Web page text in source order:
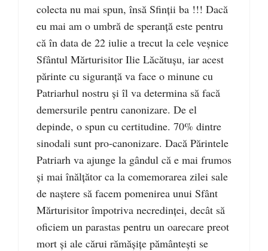
colecta nu mai spun, însă Sfinții ba !!! Dacă
eu mai am o umbră de speranță este pentru
că în data de 22 iulie a trecut la cele veșnice
Sfântul Mărturisitor Ilie Lăcătușu, iar acest
părinte cu siguranță va face o minune cu
Patriarhul nostru și îl va determina să facă
demersurile pentru canonizare. De el
depinde, o spun cu certitudine. 70% dintre
sinodali sunt pro-canonizare. Dacă Părintele
Patriarh va ajunge la gândul că e mai frumos
și mai înălțător ca la comemorarea zilei sale
de naștere să facem pomenirea unui Sfânt
Mărturisitor împotriva necredinței, decât să
oficiem un parastas pentru un oarecare preot
mort și ale cărui rămășițe pământești se